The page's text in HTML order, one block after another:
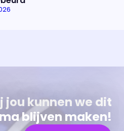
jou kunnen we dit
blijven maken!